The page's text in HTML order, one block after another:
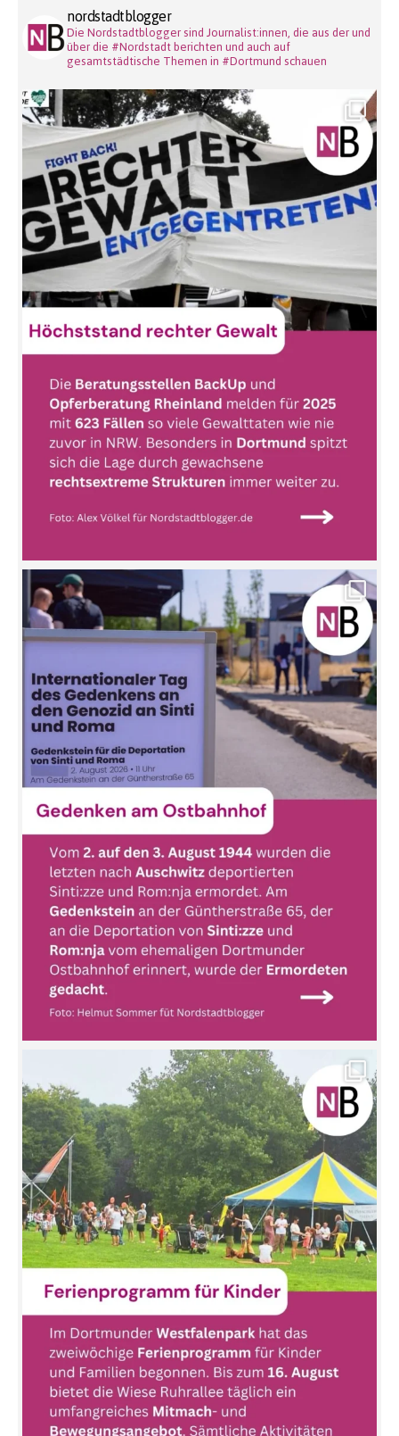
nordstadtblogger
Die Nordstadtblogger sind Journalist:innen, die aus der und
über die #Nordstadt berichten und auch auf
gesamtstädtische Themen in #Dortmund schauen